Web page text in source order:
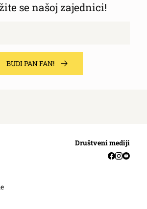
se našoj zajednici!
BUDI PAN FAN!
Društveni mediji
Facebook